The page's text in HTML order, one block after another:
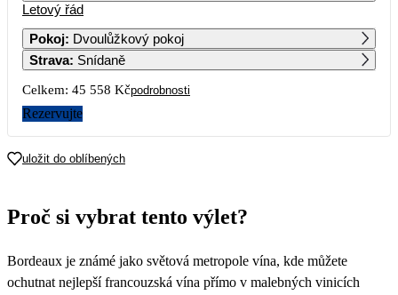
8
22
Letový řád
Pokoj: Dvoulůžkový pokoj
Strava: Snídaně
Celkem: 45 558 Kčpodrobnosti
Rezervujte
uložit do oblíbených
Proč si vybrat tento výlet?
Bordeaux je známé jako světová metropole vína, kde můžete
ochutnat nejlepší francouzská vína přímo v malebných vinicích